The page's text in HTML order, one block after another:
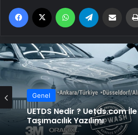
Facebook WhatsApp Email'den
Genel
UETDS Nedir ? Uetds.com İle
Taşımacılık Yazılımı